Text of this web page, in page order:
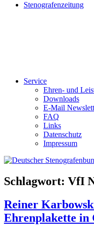
Stenografenzeitung
Service
Ehren- und
Downloads
E-Mail
FAQ
Links
Datenschutz
Impressum
Schlagwort: VfI
Reiner
Ehrenplakette in